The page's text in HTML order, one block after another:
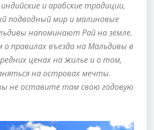
и арабские традиции,
подводный мир и малиновые
напоминают Рай на земле.
о правилах въезда на Мальдивы в
ценах на жилье и о том,
на островах мечты.
не оставите там свою годовую